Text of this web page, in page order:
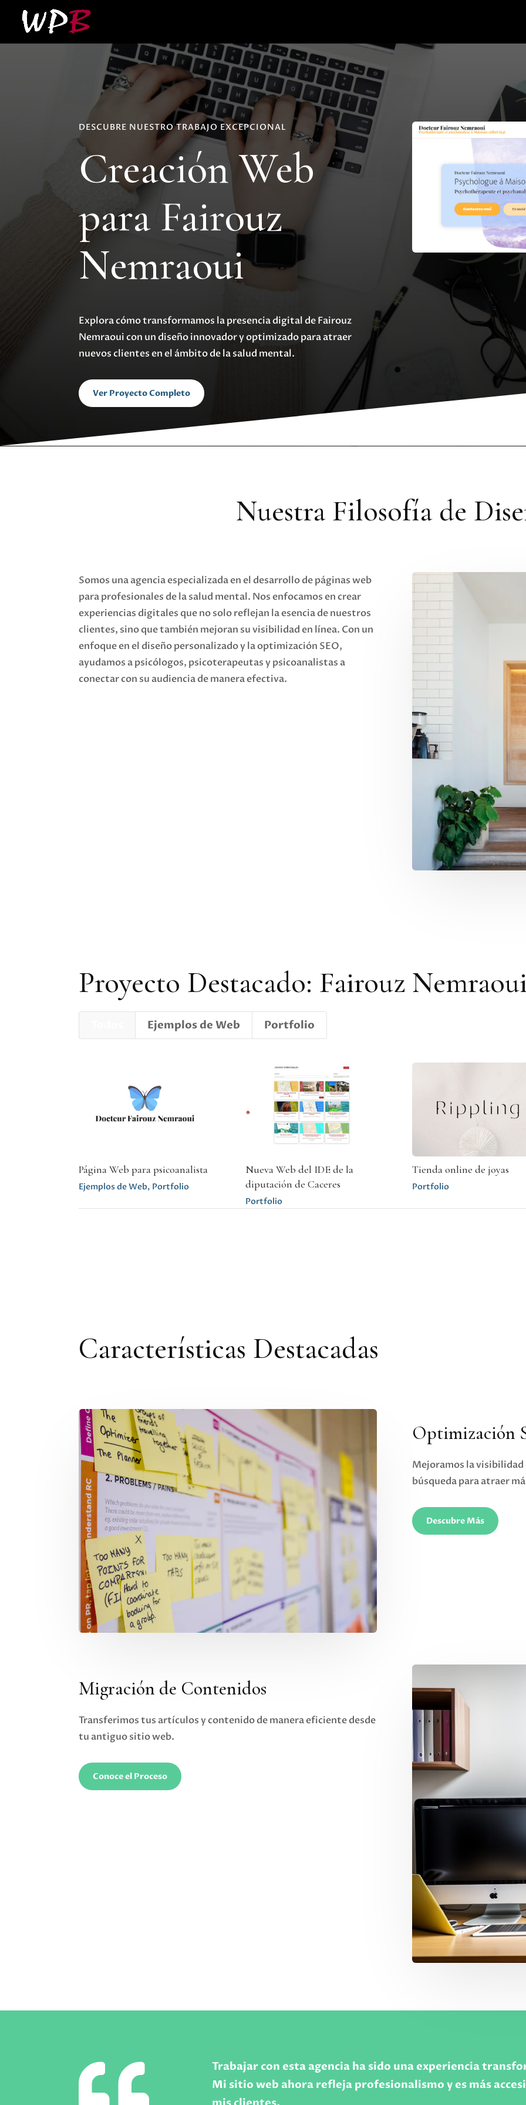
DESCUBRE NUESTRO TRABAJO EXCEPCIONAL
Creación Web
para Fairouz
Nemraoui
Explora cómo transformamos la presencia digital de Fairouz
Nemraoui con un diseño innovador y optimizado para atraer
nuevos clientes en el ámbito de la salud mental.
Ver Proyecto Completo
Nuestra Filosofía de
Somos una agencia especializada en el desarrollo de páginas web
para profesionales de la salud mental. Nos enfocamos en crear
experiencias digitales que no solo reflejan la esencia de nuestros
clientes, sino que también mejoran su visibilidad en línea. Con un
enfoque en el diseño personalizado y la optimización SEO,
ayudamos a psicólogos, psicoterapeutas y psicoanalistas a
conectar con su audiencia de manera efectiva.
Proyecto Destacado: Fairouz
Ejemplos de Web Portfolio
Página Web para psicoanalista
Ejemplos de Web, Portfolio
Nueva Web del IDE de la
diputación de Caceres
Portfolio
Tienda online de joyas
Portfolio
Características Destacadas
Optimización
Mejoramos la
búsqueda para atraer
Descubre Más
Migración de Contenidos
Transferimos tus artículos y contenido de manera eficiente desde
tu antiguo sitio web.
Conoce el Proceso
Trabajar con esta agencia ha sido una experiencia
Mi sitio web ahora refleja profesionalismo y es más